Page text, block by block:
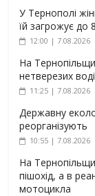
У Тернополі
їй загрожує до
12:00 | 7.08.2026
На
нетверезих
11:25 | 7.08.2026
Державну
реорганізують
10:55 | 7.08.2026
На
пішохід, а в
мотоцикла